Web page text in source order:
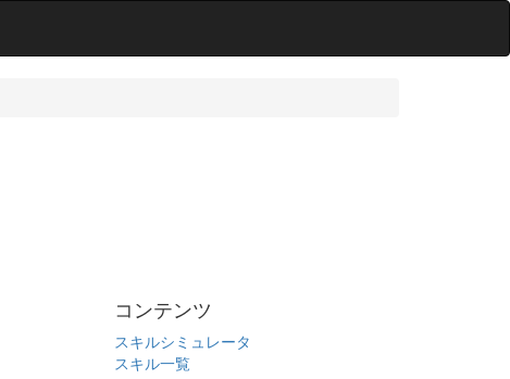
コンテンツ
スキルシミュレータ
スキル一覧